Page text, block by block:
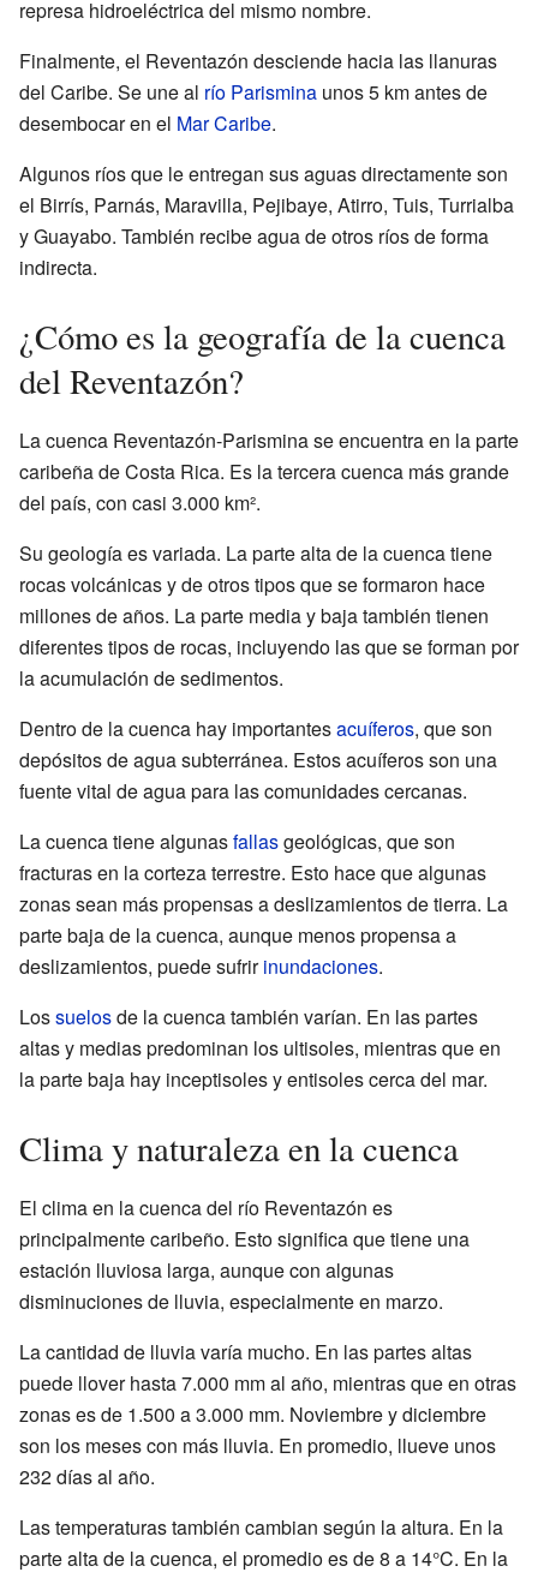
represa hidroeléctrica del mismo nombre.
Finalmente, el Reventazón desciende hacia las llanuras
del Caribe. Se une al río Parismina unos 5 km antes de
desembocar en el Mar Caribe.
Algunos ríos que le entregan sus aguas directamente son
el Birrís, Parnás, Maravilla, Pejibaye, Atirro, Tuis, Turrialba
y Guayabo. También recibe agua de otros ríos de forma
indirecta.
¿Cómo es la geografía de la cuenca
del Reventazón?
La cuenca Reventazón-Parismina se encuentra en la parte
caribeña de Costa Rica. Es la tercera cuenca más grande
del país, con casi 3.000 km².
Su geología es variada. La parte alta de la cuenca tiene
rocas volcánicas y de otros tipos que se formaron hace
millones de años. La parte media y baja también tienen
diferentes tipos de rocas, incluyendo las que se forman por
la acumulación de sedimentos.
Dentro de la cuenca hay importantesacuíferos, que son
depósitos de agua subterránea. Estos acuíferos son una
fuente vital de agua para las comunidades cercanas.
La cuenca tiene algunasfallasgeológicas, que son
fracturas en la corteza terrestre. Esto hace que algunas
zonas sean más propensas a deslizamientos de tierra. La
parte baja de la cuenca, aunque menos propensa a
deslizamientos, puede sufririnundaciones.
Lossuelosde la cuenca también varían. En las partes
altas y medias predominan los ultisoles, mientras que en
la parte baja hay inceptisoles y entisoles cerca del mar.
Clima y naturaleza en la cuenca
El clima en la cuenca del río Reventazón es
principalmente caribeño. Esto significa que tiene una
estación lluviosa larga, aunque con algunas
disminuciones de lluvia, especialmente en marzo.
La cantidad de lluvia varía mucho. En las partes altas
puede llover hasta 7.000 mm al año, mientras que en otras
zonas es de 1.500 a 3.000 mm. Noviembre y diciembre
son los meses con más lluvia. En promedio, llueve unos
232 días al año.
Las temperaturas también cambian según la altura. En la
parte alta de la cuenca, el promedio es de 8 a 14°C. En la